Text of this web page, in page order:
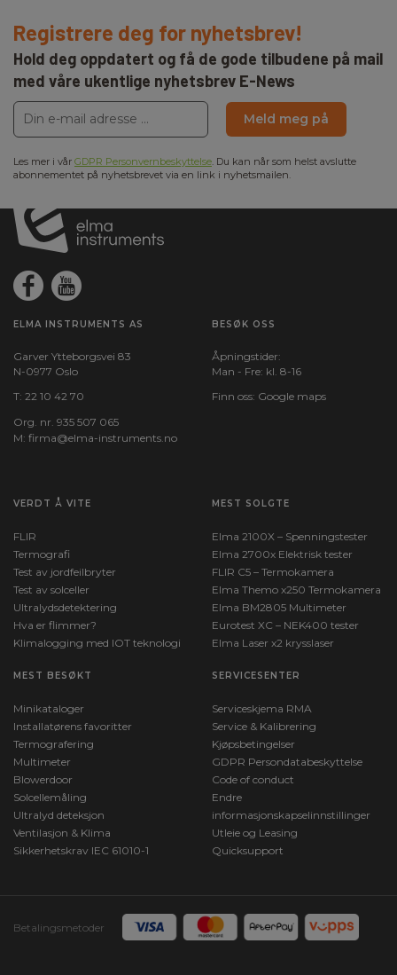
Registrere deg for nyhetsbrev!
Hold deg oppdatert og få de gode tilbudene på mail
med våre ukentlige nyhetsbrev E-News
Meld meg på
Les mer i vår GDPR Personvernbeskyttelse. Du kan når som helst avslutte
abonnementet på nyhetsbrevet via en link i nyhetsmailen.
ELMA INSTRUMENTS AS
Garver Ytteborgsvei 83
N-0977 Oslo
T: 22 10 42 70
Org. nr. 935 507 065
M: firma@elma-instruments.no​
BESØK OSS
Åpningstider:
Man - Fre: kl. 8-16
Finn oss: Google maps
VERDT Å VITE
FLIR
Termografi
Test av jordfeilbryter
Test av solceller
Ultralydsdetektering
Hva er flimmer?
Klimalogging med IOT teknologi
MEST SOLGTE
Elma 2100X – Spenningstester
Elma 2700x Elektrisk tester
FLIR C5 – Termokamera
Elma Themo x250 Termokamera
Elma BM2805 Multimeter
Eurotest XC – NEK400 tester
Elma Laser x2 krysslaser
MEST BESØKT
Minikataloger
Installatørens favoritter
Termografering
Multimeter
Blowerdoor
Solcellemåling
Ultralyd deteksjon
Ventilasjon & Klima
Sikkerhetskrav IEC 61010-1
SERVICESENTER
Serviceskjema RMA
Service & Kalibrering
Kjøpsbetingelser
GDPR Persondatabeskyttelse
Code of conduct
Endre
informasjonskapselinnstillinger
Utleie og Leasing
Quicksupport
Betalingsmetoder